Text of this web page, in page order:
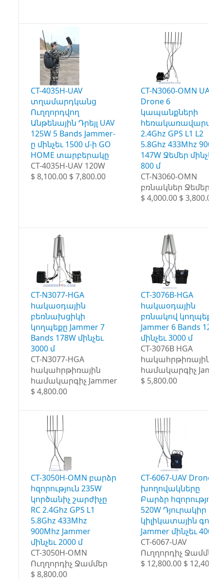
CT-4035H-UAV
տղամարդկանց
Ուղղորդվող
Անթենային Դրեյլ UAV
125W 5 Bands Jammer-
ը մինչեւ 1500 մ-ի GO
HOME տարբերակը
CT-4035H-UAV 120W
$ 8,100.00 $ 7,800.00
CT-N3060-OMN UAV
Drone 6
կապանքների
2.4Ghz GPS L1 L2
5.8Ghz 433Mhz
147W Ջեմեր մինչեւ
800 մ
CT-N3060-OMN
բռնակներ Ջեմեր
$ 4,000.00 $ 3,800.00
CT-N3077-HGA
հակաօդային
բեռնախցիկի
կողպեքը Jammer 7
Bands 178W մինչեւ
3000 մ
CT-N3077-HGA
հակահրթիռային
համակարգիչ Jammer
$ 4,800.00
CT-3076B-HGA
հակաօդային
բռնակով կողպեքը
Jammer 6 Bands
մինչեւ 3000 մ
CT-3076B HGA
հակահրթիռային
համակարգիչ
$ 5,800.00
CT-3050H-OMN բարձր
հզորություն 235W
կործանիչ շարժիչը
RC 2.4Ghz GPS L1
5.8Ghz 433Mhz
900Mhz Jammer
մինչեւ 2000 մ
CT-3050H-OMN
Ուղղորդիչ Ջամմեր
$ 8,800.00
CT-6067-UAV Drone 6
խողովակները
Բարձր
520W Դյուրակիր
կիլիկատային
Jammer մինչեւ
CT-6067-UAV
Ուղղորդիչ Ջամմեր
$ 12,800.00 $